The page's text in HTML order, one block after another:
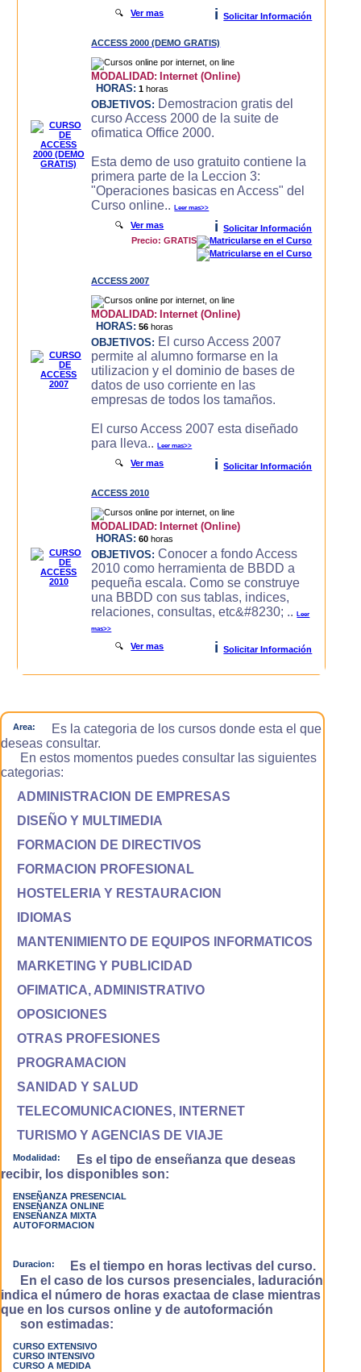
🔍Ver mas i Solicitar Información
ACCESS 2000 (DEMO GRATIS)
MODALIDAD: Internet (Online)
HORAS: 1 horas
OBJETIVOS: Demostracion gratis del
curso Access 2000 de la suite de
ofimatica Office 2000.
Esta demo de uso gratuito contiene la
primera parte de la Leccion 3:
"Operaciones basicas en Access" del
Curso online..Leer mas>>
🔍Ver mas i
Solicitar Información
Precio: GRATIS
ACCESS 2007
MODALIDAD: Internet (Online)
HORAS: 56 horas
OBJETIVOS: El curso Access 2007
permite al alumno formarse en la
utilizacion y el dominio de bases de
datos de uso corriente en las
empresas de todos los tamaños.
El curso Access 2007 esta diseñado
para lleva..Leer mas>>
🔍Ver mas i Solicitar Información
ACCESS 2010
MODALIDAD: Internet (Online)
HORAS: 60 horas
OBJETIVOS: Conocer a fondo Access
2010 como herramienta de BBDD a
pequeña escala. Como se construye
una BBDD con sus tablas, indices,
relaciones, consultas, etc&#8230; ..Leer
mas>>
🔍Ver mas i Solicitar Información
Area:
Es la categoria de los cursos donde esta el que
deseas consultar.
En estos momentos puedes consultar las siguientes
categorias:
ADMINISTRACION DE EMPRESAS
DISEÑO Y MULTIMEDIA
FORMACION DE DIRECTIVOS
FORMACION PROFESIONAL
HOSTELERIA Y RESTAURACION
IDIOMAS
MANTENIMIENTO DE EQUIPOS INFORMATICOS
MARKETING Y PUBLICIDAD
OFIMATICA, ADMINISTRATIVO
OPOSICIONES
OTRAS PROFESIONES
PROGRAMACION
SANIDAD Y SALUD
TELECOMUNICACIONES, INTERNET
TURISMO Y AGENCIAS DE VIAJE
Modalidad:
Es el tipo de enseñanza que deseas
recibir, los disponibles son:
ENSEÑANZA PRESENCIAL
ENSEÑANZA ONLINE
ENSEÑANZA MIXTA
AUTOFORMACION
Duracion:
Es el tiempo en horas lectivas del curso.
En el caso de los cursos presenciales, laduración
indica el número de horas exactaa de clase mientras
que en los cursos online y de autoformación
son estimadas:
CURSO EXTENSIVO
CURSO INTENSIVO
CURSO A MEDIDA